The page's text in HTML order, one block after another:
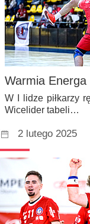
Warmia
W I lidze piłkarzy
Wicelider tabeli…
2 lutego 2025